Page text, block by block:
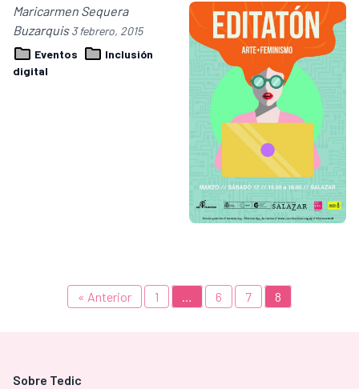
Maricarmen Sequera
Buzarquis3 febrero, 2015
Eventos
Inclusión
digital
« Anterior 1 … 6 7 8
Sobre Tedic